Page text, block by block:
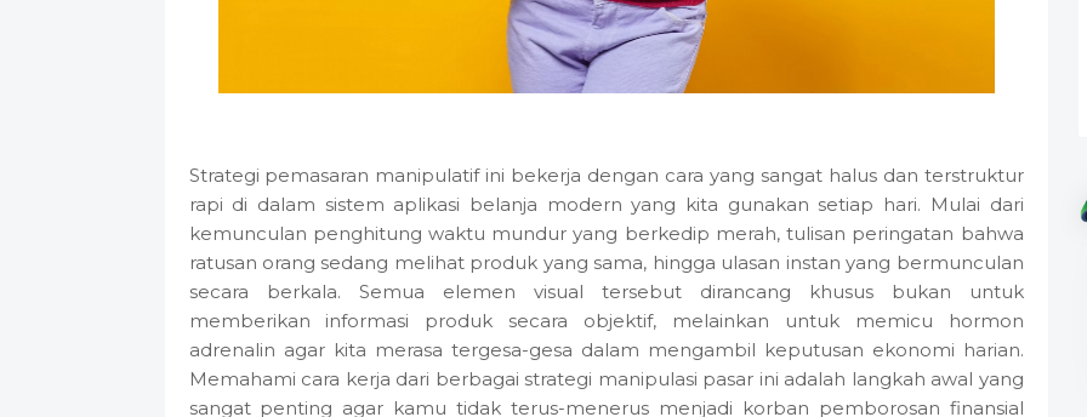
Strategi pemasaran manipulatif ini bekerja dengan cara yang sangat halus dan terstruktur
rapi di dalam sistem aplikasi belanja modern yang kita gunakan setiap hari. Mulai dari
kemunculan penghitung waktu mundur yang berkedip merah, tulisan peringatan bahwa
ratusan orang sedang melihat produk yang sama, hingga ulasan instan yang bermunculan
secara berkala. Semua elemen visual tersebut dirancang khusus bukan untuk
memberikan informasi produk secara objektif, melainkan untuk memicu hormon
adrenalin agar kita merasa tergesa-gesa dalam mengambil keputusan ekonomi harian.
Memahami cara kerja dari berbagai strategi manipulasi pasar ini adalah langkah awal yang
sangat penting agar kamu tidak terus-menerus menjadi korban pemborosan finansial